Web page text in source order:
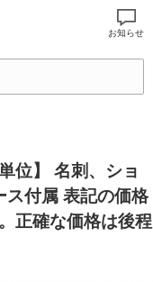
お知らせ
位】 名刺、ショ
付属 表記の価格
正確な価格は後程